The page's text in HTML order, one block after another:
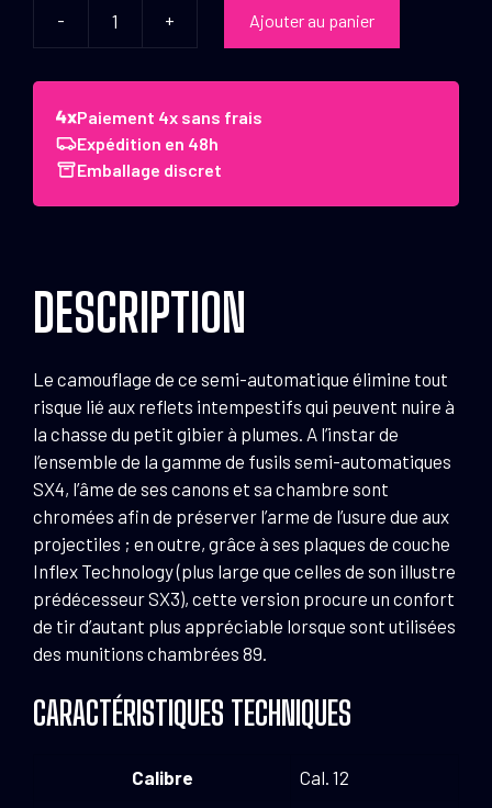
-
quantité
Fusil
de
chasse
semi-
12/89
semi-
auto
SX4
-
canon
+ Ajouter au panier
Paiement 4x sans frais
Expédition en 48h
Emballage discret
DESCRIPTION
Le camouflage de ce semi-automatique élimine tout
risque lié aux reflets intempestifs qui peuvent nuire à
la chasse du petit gibier à plumes. A l’instar de
l’ensemble de la gamme de fusils semi-automatiques
SX4, l’âme de ses canons et sa chambre sont
chromées afin de préserver l’arme de l’usure due aux
projectiles ; en outre, grâce à ses plaques de couche
Inflex Technology (plus large que celles de son illustre
prédécesseur SX3), cette version procure un confort
de tir d’autant plus appréciable lorsque sont utilisées
des munitions chambrées 89.
CARACTÉRISTIQUES TECHNIQUES
Calibre Cal. 12